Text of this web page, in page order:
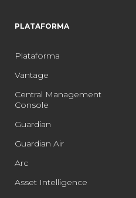
PLATAFORMA
Plataforma
Vantage
Central Management
Console
Guardian
Guardian Air
Arc
Asset Intelligence